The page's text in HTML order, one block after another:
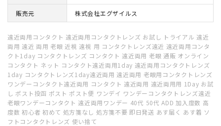
販売元 株式会社エグザイルス
遠近両用コンタクト 遠近両用コンタクトレンズ お試し トライアル 遠近
両用 遠近 両用 老眼 近視 遠視 用 コンタクトレンズ遠近 遠近両用コンタ
クト1day コンタクトレンズ コンタクト 遠近両用 老眼 通販 オンライン
コンタクト ネット コンタクト遠近両用1day 遠近両用コンタクトレンズ
1day コンタクトレンズ1day遠近両用 遠近両用 老眼用コンタクトレンズ
ワンデーコンタクト遠近両用 コンタクト 遠近両用 遠近両用用 1Day お試
し ポスト投函 ポスト ポスト便 ワンデイ ワンデーコンタクトレンズ遠近
老眼ワンデーコンタクト 遠近両用ワンデー 40代 50代 ADD 加入度数 高
度数 初心者 初めて 処方箋なし 処方箋不要 即日発送 あす届く あす着 ソ
フトコンタクトレンズ 使い捨て